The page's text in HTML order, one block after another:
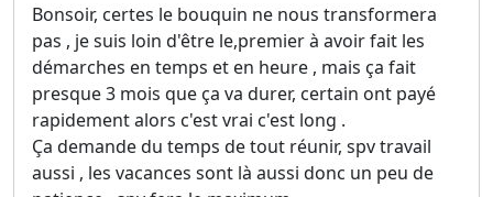
Bonsoir, certes le bouquin ne nous transformera
pas , je suis loin d'être le,premier à avoir fait les
démarches en temps et en heure , mais ça fait
presque 3 mois que ça va durer, certain ont payé
rapidement alors c'est vrai c'est long .
Ça demande du temps de tout réunir, spv travail
aussi , les vacances sont là aussi donc un peu de